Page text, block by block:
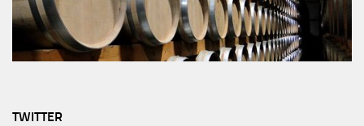
TWITTER